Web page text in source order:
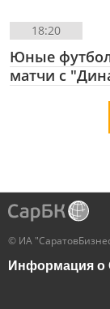
18:20
Юные
матчи с
© ИА
Информация о